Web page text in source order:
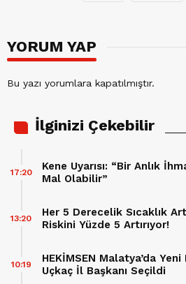
YORUM YAP
Bu yazı yorumlara kapatılmıştır.
İlginizi Çekebilir
Kene Uyarısı: “Bir Anlık
Mal Olabilir”
17:20
Her 5 Derecelik Sıcaklık
Riskini Yüzde 5 Artırıyor!
13:20
HEKİMSEN Malatya’da
Uçkaç İl Başkanı Seçildi
10:19